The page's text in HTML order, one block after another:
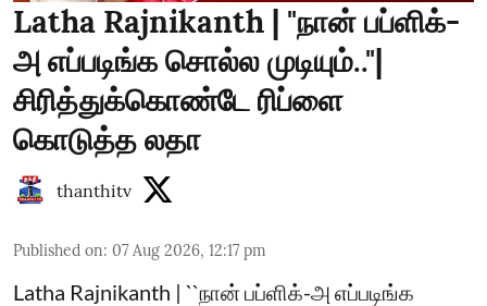
Latha Rajnikanth | "நான் பப்ளிக்-
அ எப்படிங்க சொல்ல முடியும்.."|
சிரித்துக்கொண்டே ரிப்ளை
கொடுத்த லதா
thanthitv
Published on: 07 Aug 2026, 12:17 pm
Latha Rajnikanth | ``நான் பப்ளிக்-அ எப்படிங்க